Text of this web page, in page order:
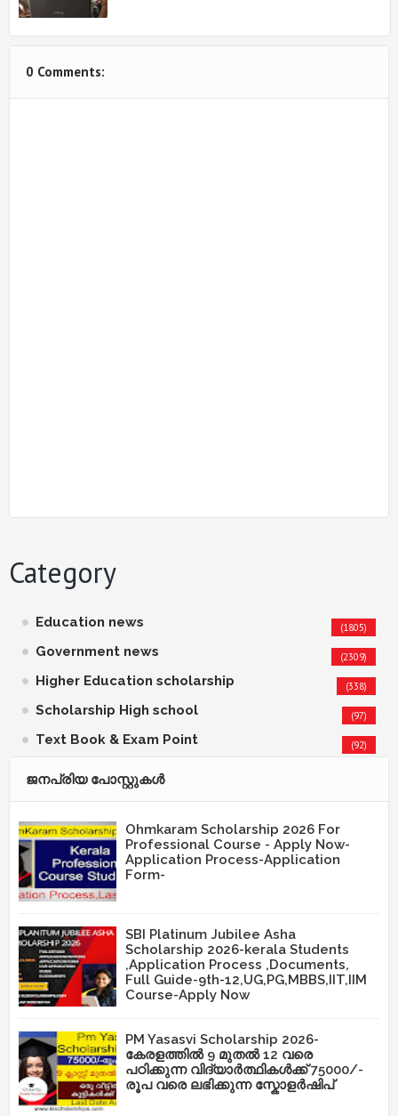
0 Comments:
Category
Education news (1805)
Government news (2309)
Higher Education scholarship (338)
Scholarship High school (97)
Text Book & Exam Point (92)
ജനപ്രിയ പോസ്റ്റുകള്‍‌
Ohmkaram Scholarship 2026 For
Professional Course - Apply Now-
Application Process-Application
Form-
SBI Platinum Jubilee Asha
Scholarship 2026-kerala Students
,Application Process ,Documents,
Full Guide-9th-12,UG,PG,MBBS,IIT,IIM
Course-Apply Now
PM Yasasvi Scholarship 2026-
കേരളത്തിൽ 9 മുതൽ 12 വരെ
പഠിക്കുന്ന വിദ്യാർത്ഥികൾക്ക് 75000/-
രൂപ വരെ ലഭിക്കുന്ന സ്കോളർഷിപ്